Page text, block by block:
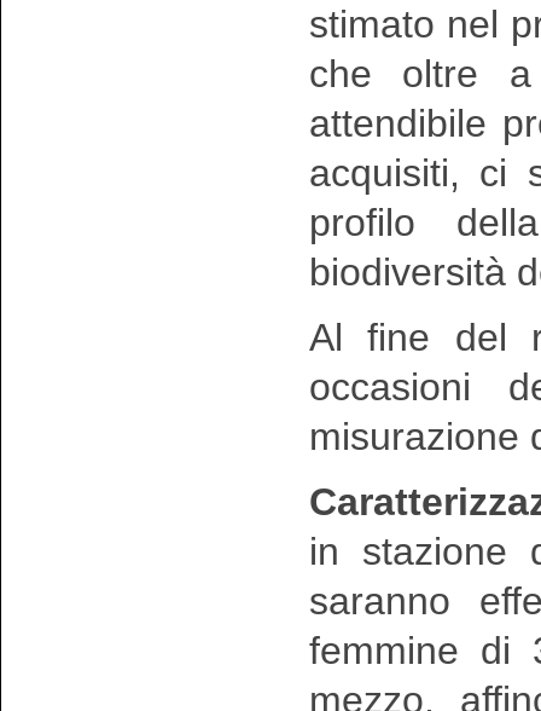
stimato nel
che oltre a
attendibile
acquisiti, ci
profilo
biodiversità
Al fine del
occasioni
misurazione
in stazione
saranno
femmine
mezzo,